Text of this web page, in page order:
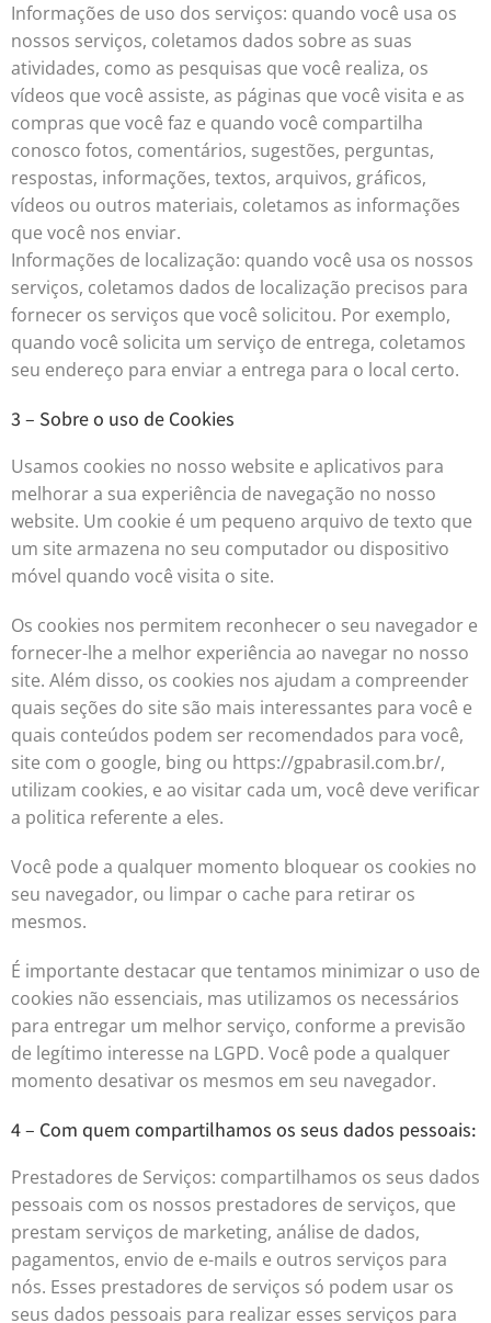
Informações de uso dos serviços: quando você usa os
nossos serviços, coletamos dados sobre as suas
atividades, como as pesquisas que você realiza, os
vídeos que você assiste, as páginas que você visita e as
compras que você faz e quando você compartilha
conosco fotos, comentários, sugestões, perguntas,
respostas, informações, textos, arquivos, gráficos,
vídeos ou outros materiais, coletamos as informações
que você nos enviar.
Informações de localização: quando você usa os nossos
serviços, coletamos dados de localização precisos para
fornecer os serviços que você solicitou. Por exemplo,
quando você solicita um serviço de entrega, coletamos
seu endereço para enviar a entrega para o local certo.
3 – Sobre o uso de Cookies
Usamos cookies no nosso website e aplicativos para
melhorar a sua experiência de navegação no nosso
website. Um cookie é um pequeno arquivo de texto que
um site armazena no seu computador ou dispositivo
móvel quando você visita o site.
Os cookies nos permitem reconhecer o seu navegador e
fornecer-lhe a melhor experiência ao navegar no nosso
site. Além disso, os cookies nos ajudam a compreender
quais seções do site são mais interessantes para você e
quais conteúdos podem ser recomendados para você,
site com o google, bing ou https://gpabrasil.com.br/,
utilizam cookies, e ao visitar cada um, você deve verificar
a politica referente a eles.
Você pode a qualquer momento bloquear os cookies no
seu navegador, ou limpar o cache para retirar os
mesmos.
É importante destacar que tentamos minimizar o uso de
cookies não essenciais, mas utilizamos os necessários
para entregar um melhor serviço, conforme a previsão
de legítimo interesse na LGPD. Você pode a qualquer
momento desativar os mesmos em seu navegador.
4 – Com quem compartilhamos os seus dados pessoais:
Prestadores de Serviços: compartilhamos os seus dados
pessoais com os nossos prestadores de serviços, que
prestam serviços de marketing, análise de dados,
pagamentos, envio de e-mails e outros serviços para
nós. Esses prestadores de serviços só podem usar os
seus dados pessoais para realizar esses serviços para